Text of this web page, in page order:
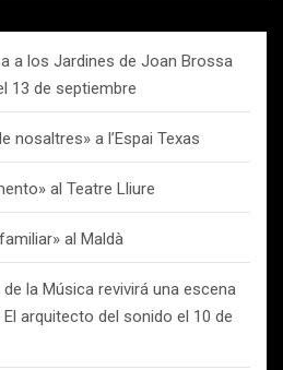
a los Jardines de Joan Brossa
13 de septiembre
nosaltres» a l’Espai Texas
al Teatre Lliure
al Maldà
la Música revivirá una escena
arquitecto del sonido el 10 de